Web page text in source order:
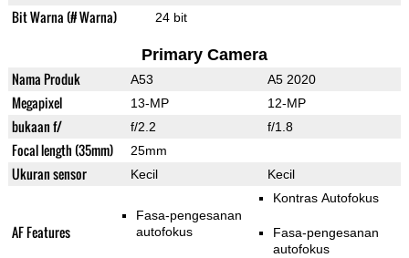
Bit Warna (# Warna) 24 bit
Primary Camera
Nama Produk A53 A5 2020
Megapixel 13-MP 12-MP
bukaan f/ f/2.2 f/1.8
Focal length (35mm) 25mm
Ukuran sensor Kecil Kecil
AF Features
Fasa-pengesanan
autofokus
Kontras Autofokus
Fasa-pengesanan
autofokus